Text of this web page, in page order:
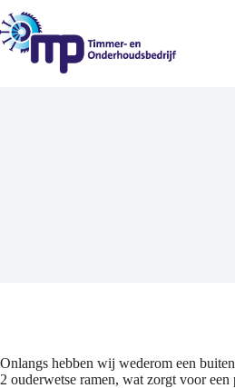
naar
de
inhoud
Onlangs hebben wij wederom een
2 ouderwetse ramen, wat zorgt voor